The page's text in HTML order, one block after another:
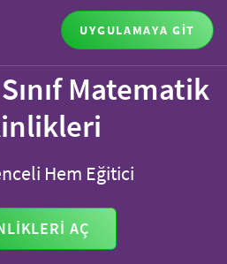
UYGULAMAYA GİT
Matematik
Hem Eğitici
AÇ